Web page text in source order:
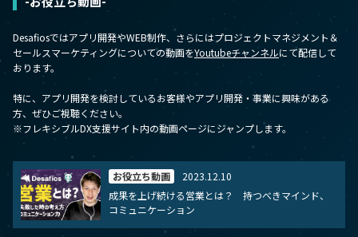
Desafiosではアプリ開発やWEB制作、 さらにはプロジェクトマネジメント＆
セールスマーケティングについての動画をYoutubeチャンネルにて配信して
おります。
特に、アプリ開発を検討しているお客様やアプリ開発・事業に興味がある
方、ぜひご視聴ください。
※フレキシブルDX支援サイト内の動画ページにジャンプします。
お役立ち動画
2023.12.10
成果を上げ続ける営業とは？ 持つべきマインド、
コミュニケーション